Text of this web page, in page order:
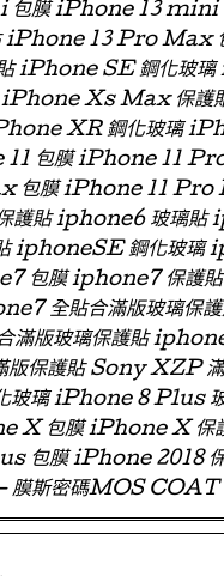
包膜 iPhone 13 mini
iPhone 13 Pro Max
iPhone SE 鋼化玻
Xs Max 保護
XR 鋼化玻璃
包膜 iPhone 11
包膜 iPhone 11
貼 iphone6 玻璃貼
iphoneSE 鋼化玻璃
包膜 iphone7 保護
貼合滿版玻璃保護
版玻璃保護貼
保護貼 Sony XZP 滿
璃 iPhone 8 Plus
X 包膜 iPhone X 保
膜 iPhone 2018 保
膜斯密碼MOS COAT